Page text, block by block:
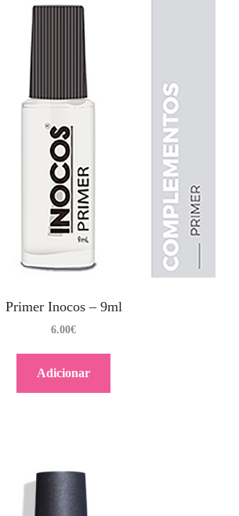
Primer Inocos – 9ml
6.00€
Adicionar